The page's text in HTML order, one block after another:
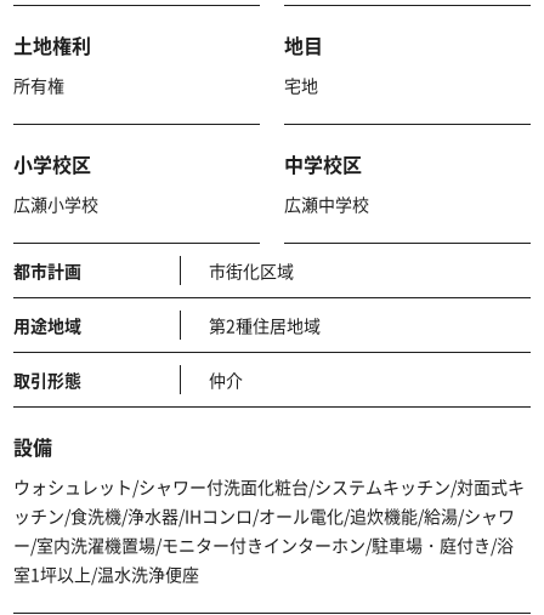
土地権利
所有権
地目
宅地
小学校区
広瀬小学校
中学校区
広瀬中学校
都市計画 市街化区域
用途地域 第2種住居地域
取引形態 仲介
設備
ウォシュレット/シャワー付洗面化粧台/システムキッチン/対面式キ
ッチン/食洗機/浄水器/IHコンロ/オール電化/追炊機能/給湯/シャワ
ー/室内洗濯機置場/モニター付きインターホン/駐車場・庭付き/浴
室1坪以上/温水洗浄便座